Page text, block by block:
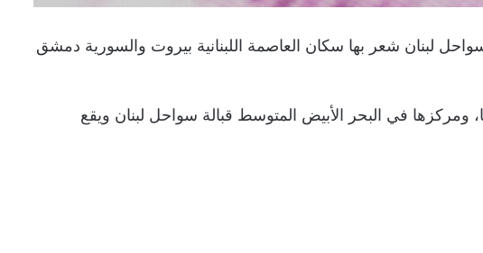
مركزها قبالة سواحل لبنان شعر بها سكان العاصمة اللبنانية بيروت والسورية دمشق
في البحر الأبيض المتوسط قبالة سواحل لبنان ويقع